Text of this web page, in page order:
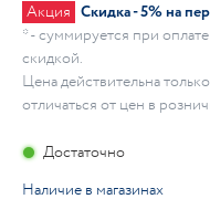
Акция Скидка - 5% на
* - суммируется при
скидкой.
Цена действительна
отличаться от цен в
Достаточно
Наличие в магазинах